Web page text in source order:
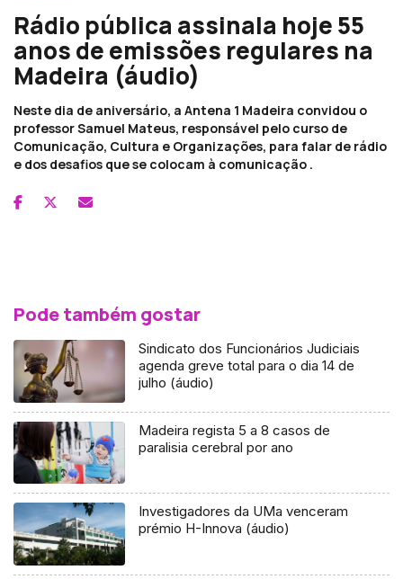
Rádio pública assinala hoje 55
anos de emissões regulares na
Madeira (áudio)
Neste dia de aniversário, a Antena 1 Madeira convidou o
professor Samuel Mateus, responsável pelo curso de
Comunicação, Cultura e Organizações, para falar de rádio
e dos desafios que se colocam à comunicação .
Pode também gostar
Sindicato dos Funcionários Judiciais
agenda greve total para o dia 14 de
julho (áudio)
Madeira regista 5 a 8 casos de
paralisia cerebral por ano
Investigadores da UMa venceram
prémio H-Innova (áudio)